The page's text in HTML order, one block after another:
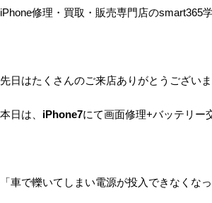
iPhone修理・買取・販売専門店のsmart365
先日はたくさんのご来店ありがとうございま
本日は、 iPhone7にて画面修理+バッテリー
「車で轢いてしまい電源が投入できなくな